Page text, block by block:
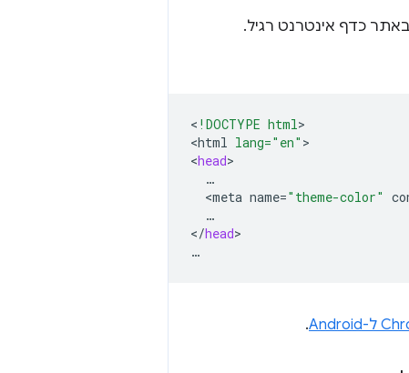
כדף אינטרנט רגיל.
< !DOCTYPE html>
<html lang="en" >
<head
<meta name="theme-color"
…
</head>
.